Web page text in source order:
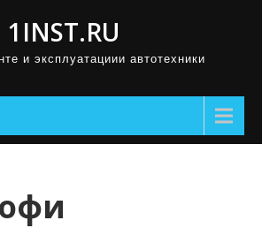
1INST.RU
и эксплуатациии автотехники